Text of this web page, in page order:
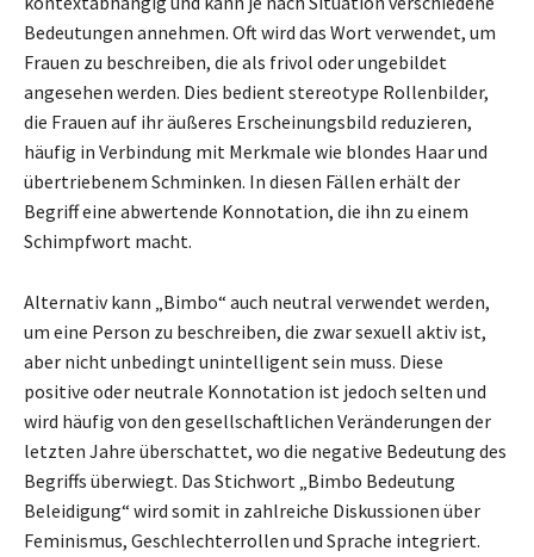
Bedeutungen annehmen. Oft wird das Wort verwendet, um
Frauen zu beschreiben, die als frivol oder ungebildet
angesehen werden. Dies bedient stereotype Rollenbilder,
die Frauen auf ihr äußeres Erscheinungsbild reduzieren,
häufig in Verbindung mit Merkmale wie blondes Haar und
übertriebenem Schminken. In diesen Fällen erhält der
Begriff eine abwertende Konnotation, die ihn zu einem
Schimpfwort macht.
Alternativ kann „Bimbo“ auch neutral verwendet werden,
um eine Person zu beschreiben, die zwar sexuell aktiv ist,
aber nicht unbedingt unintelligent sein muss. Diese
positive oder neutrale Konnotation ist jedoch selten und
wird häufig von den gesellschaftlichen Veränderungen der
letzten Jahre überschattet, wo die negative Bedeutung des
Begriffs überwiegt. Das Stichwort „Bimbo Bedeutung
Beleidigung“ wird somit in zahlreiche Diskussionen über
Feminismus, Geschlechterrollen und Sprache integriert.